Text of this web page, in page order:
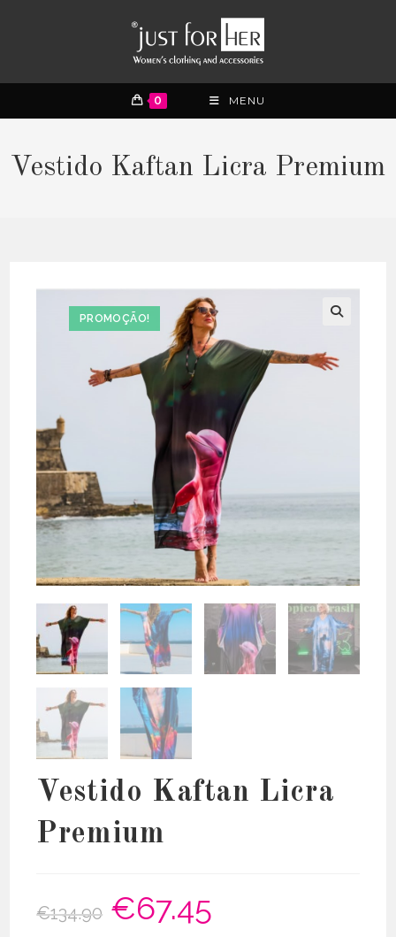
0 MENU
Vestido Kaftan Licra Premium
PROMOÇÃO!
Vestido Kaftan Licra
Premium
€134.90
O
preço
original
€67.45